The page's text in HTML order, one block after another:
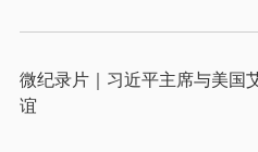
微纪录片｜习近平主席与美国
谊